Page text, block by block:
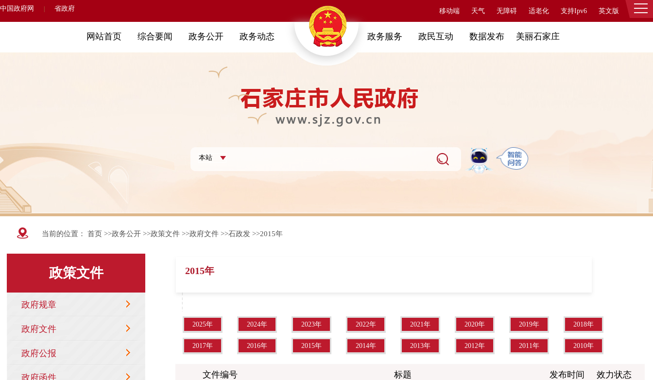
中国政府网 省政府 移动端 天气 无障碍 适老化 支持Ipv6 英文版 登录
网站首页 综合要闻 政务公开 政务动态 政务服务 政民互动 数据发布 美丽石家庄
当前的位置： 首页 >>政务公开 >>政策文件 >>政府文件 >>石政发 >>2015年
2015年
2025年 2024年 2023年 2022年 2021年 2020年 2019年 2018年
2017年 2016年 2015年 2014年 2013年 2012年 2011年 2010年
文件编号 标题 发布时间 效力状态